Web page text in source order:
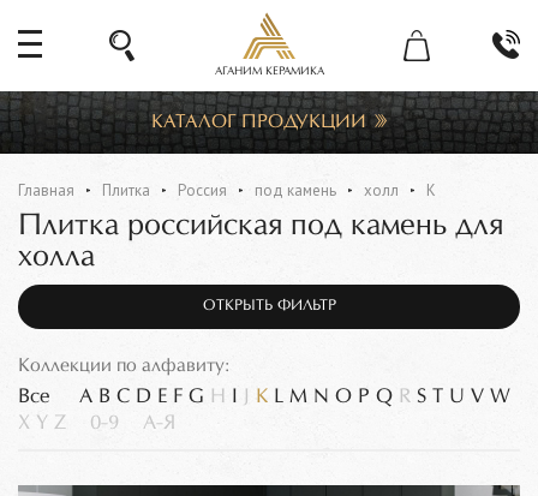
АГАНИМ КЕРАМИКА
КАТАЛОГ ПРОДУКЦИИ
Главная Плитка Россия под камень холл K
Плитка российская под камень для
холла
ОТКРЫТЬ ФИЛЬТР
Коллекции по алфавиту:
Все A B C D E F G H K L M N O P Q R S T U V W
X Y Z 0-9 А-Я